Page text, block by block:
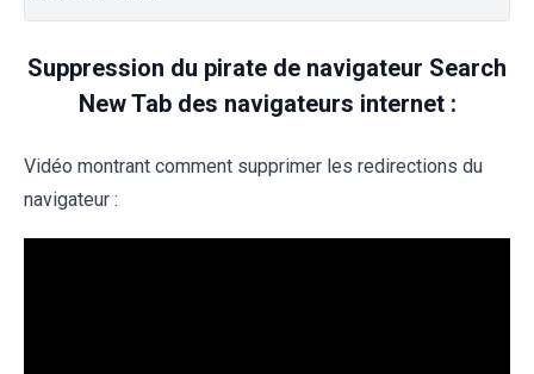
Suppression du pirate de navigateur Search
New Tab des navigateurs internet :
Vidéo montrant comment supprimer les redirections du
navigateur :